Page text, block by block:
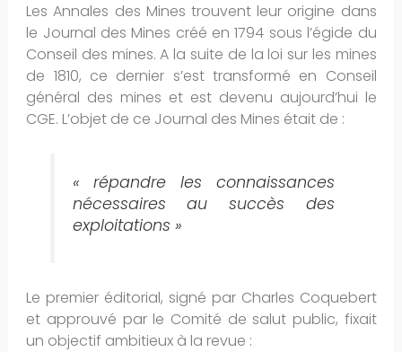
Les Annales des Mines trouvent leur origine dans
le Journal des Mines créé en 1794 sous l’égide du
Conseil des mines. A la suite de la loi sur les mines
de 1810, ce dernier s’est transformé en Conseil
général des mines et est devenu aujourd’hui le
CGE. L’objet de ce Journal des Mines était de :
« répandre les connaissances
nécessaires au succès des
exploitations »
Le premier éditorial, signé par Charles Coquebert
et approuvé par le Comité de salut public, fixait
un objectif ambitieux à la revue :